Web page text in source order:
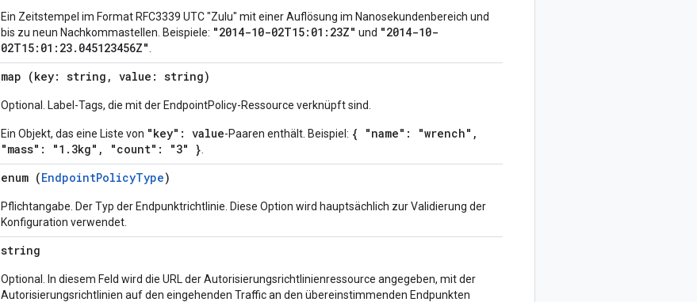
Ein Zeitstempel im Format RFC3339 UTC "Zulu" mit einer Auflösung im Nanosekundenbereich und
bis zu neun Nachkommastellen. Beispiele: "2014-10-02T15:01:23Z" und "2014-10-
02T15:01:23.045123456Z"
map (key: string, value: string)
Optional. Label-Tags, die mit der EndpointPolicy-Ressource verknüpft sind.
Ein Objekt, das eine Liste von "key": value-Paaren enthält. Beispiel: { "name": "wrench",
"mass": "1.3kg", "count": "3" }
enum (EndpointPolicyType)
Pflichtangabe. Der Typ der Endpunktrichtlinie. Diese Option wird hauptsächlich zur Validierung der
Konfiguration verwendet.
string
Optional. In diesem Feld wird die URL der Autorisierungsrichtlinienressource angegeben, mit der
Autorisierungsrichtlinien auf den eingehenden Traffic an den übereinstimmenden Endpunkten